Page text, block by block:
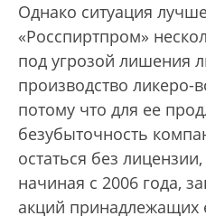
Однако ситуация
«Росспиртпром»
под угрозой лишения
производство ликеро-
потому что для ее
безубыточность
остаться без
начиная с 2006 года,
акций принадлежащих